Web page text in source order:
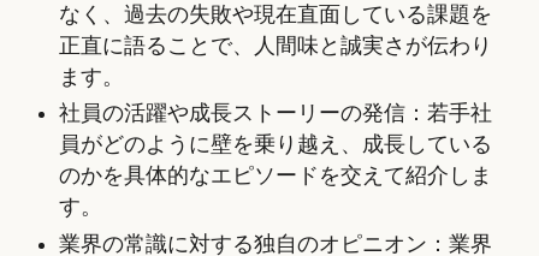
なく、過去の失敗や現在直面している課題を
正直に語ることで、人間味と誠実さが伝わり
ます。
社員の活躍や成長ストーリーの発信：若手社
員がどのように壁を乗り越え、成長している
のかを具体的なエピソードを交えて紹介しま
す。
業界の常識に対する独自のオピニオン：業界